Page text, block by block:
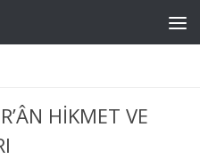
HİKMET VE